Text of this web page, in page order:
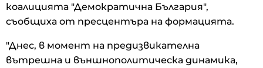
коалицията "Демократична България",
съобщиха от пресцентъра на формацията.
"Днес, в момент на предизвикателна
вътрешна и външнополитическа динамика,